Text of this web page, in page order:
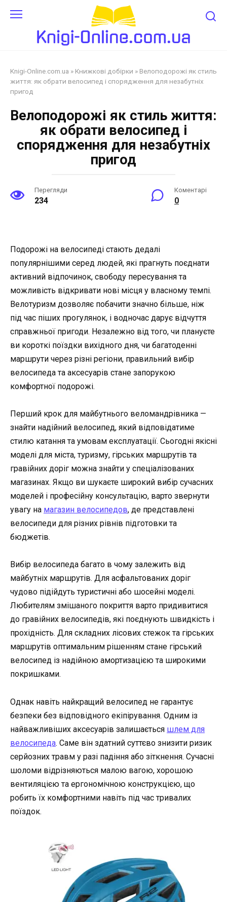
Knigi-Online.com.ua » Книжкові добірки » Велоподорожі як стиль
життя: як обрати велосипед і спорядження для незабутніх
пригод
Велоподорожі як стиль життя:
як обрати велосипед і
спорядження для незабутніх
пригод
Перегляди
234
Коментарі
0
Подорожі на велосипеді стають дедалі
популярнішими серед людей, які прагнуть поєднати
активний відпочинок, свободу пересування та
можливість відкривати нові місця у власному темпі.
Велотуризм дозволяє побачити значно більше, ніж
під час піших прогулянок, і водночас дарує відчуття
справжньої пригоди. Незалежно від того, чи плануєте
ви короткі поїздки вихідного дня, чи багатоденні
маршрути через різні регіони, правильний вибір
велосипеда та аксесуарів стане запорукою
комфортної подорожі.
Перший крок для майбутнього веломандрівника —
знайти надійний велосипед, який відповідатиме
стилю катання та умовам експлуатації. Сьогодні якісні
моделі для міста, туризму, гірських маршрутів та
гравійних доріг можна знайти у спеціалізованих
магазинах. Якщо ви шукаєте широкий вибір сучасних
моделей і професійну консультацію, варто звернути
увагу на магазин велосипедов, де представлені
велосипеди для різних рівнів підготовки та
бюджетів.
Вибір велосипеда багато в чому залежить від
майбутніх маршрутів. Для асфальтованих доріг
чудово підійдуть туристичні або шосейні моделі.
Любителям змішаного покриття варто придивитися
до гравійних велосипедів, які поєднують швидкість і
прохідність. Для складних лісових стежок та гірських
маршрутів оптимальним рішенням стане гірський
велосипед із надійною амортизацією та широкими
покришками.
Однак навіть найкращий велосипед не гарантує
безпеки без відповідного екіпірування. Одним із
найважливіших аксесуарів залишається шлем для
велосипеда. Саме він здатний суттєво знизити ризик
серйозних травм у разі падіння або зіткнення. Сучасні
шоломи відрізняються малою вагою, хорошою
вентиляцією та ергономічною конструкцією, що
робить їх комфортними навіть під час тривалих
поїздок.